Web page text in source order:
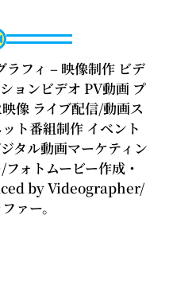
フィ – 映像制作 ビデ
ョンビデオ PV動画 プ
像 ライブ配信/動画ス
ト番組制作 イベント
タル動画マーケティン
ォトムービー作成・
by Videographer/
ァー。